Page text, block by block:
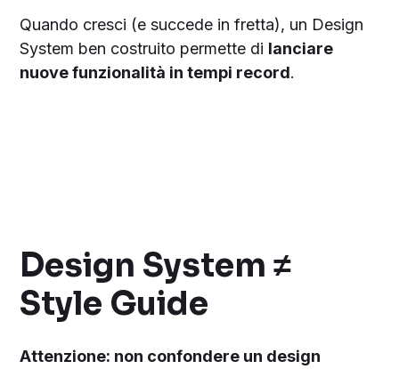
Quando cresci (e succede in fretta), un Design
System ben costruito permette di lanciare
nuove funzionalità in tempi record.
Design System ≠
Style Guide
Attenzione: non confondere un design